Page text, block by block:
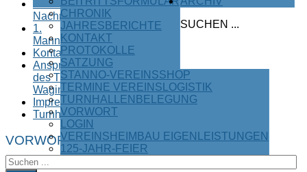
CHRONIK
JAHRESBERICHTE
KONTAKT
PROTOKOLLE
SATZUNG
STANNO-VEREINSSHOP
TERMINE VEREINSLOGISTIK
TURNHALLENBELEGUNG
VORWORT
LOGIN
VEREINSHEIMBAU EIGENLEISTUNGEN
125-JAHR-FEIER
SUCHEN ...
Ältere
Nachrichten
1.
Mannschaft
Kontakt
Ansprechparter
des TSV
Waging
Impressum
Turnhallenbelegung
VORWORT